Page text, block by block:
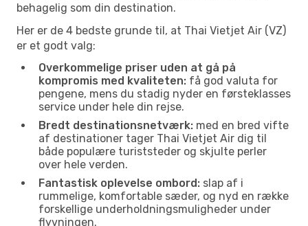
behagelig som din destination.
Her er de 4 bedste grunde til, at Thai Vietjet Air (VZ)
er et godt valg:
Overkommelige priser uden at gå på
kompromis med kvaliteten: få god valuta for
pengene, mens du stadig nyder en førsteklasses
service under hele din rejse.
Bredt destinationsnetværk: med en bred vifte
af destinationer tager Thai Vietjet Air dig til
både populære turiststeder og skjulte perler
over hele verden.
Fantastisk oplevelse ombord: slap af i
rummelige, komfortable sæder, og nyd en række
forskellige underholdningsmuligheder under
flyvningen.